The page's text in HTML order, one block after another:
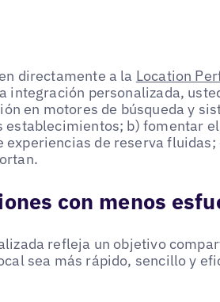
directamente a la Location
integración personalizada,
en motores de búsqueda y
establecimientos; b) fomentar
de reserva fluidas;
con menos
refleja un objetivo
sea más rápido, sencillo y